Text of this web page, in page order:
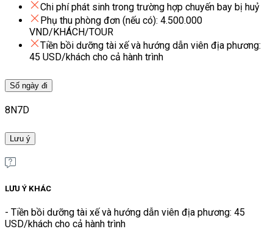
Chi phí phát sinh trong trường hợp chuyến bay bị huỷ
Phụ thu phòng đơn (nếu có): 4.500.000
VND/KHÁCH/TOUR
Tiền bồi dưỡng tài xế và hướng dẫn viên địa phương:
45 USD/khách cho cả hành trình
Số ngày đi
8N7D
Lưu ý
LƯU Ý KHÁC
- Tiền bồi dưỡng tài xế và hướng dẫn viên địa phương: 45
USD/khách cho cả hành trình